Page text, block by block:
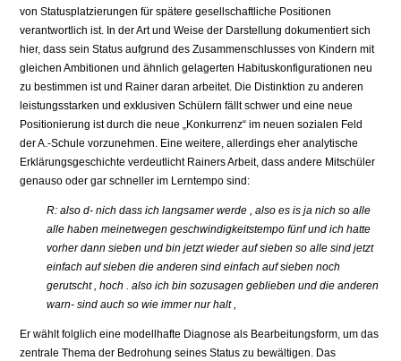
von Statusplatzierungen für spätere gesellschaftliche Positionen
verantwortlich ist. In der Art und Weise der Darstellung dokumentiert sich
hier, dass sein Status aufgrund des Zusammenschlusses von Kindern mit
gleichen Ambitionen und ähnlich gelagerten Habituskonfigurationen neu
zu bestimmen ist und Rainer daran arbeitet. Die Distinktion zu anderen
leistungsstarken und exklusiven Schülern fällt schwer und eine neue
Positionierung ist durch die neue „Konkurrenz“ im neuen sozialen Feld
der A.-Schule vorzunehmen. Eine weitere, allerdings eher analytische
Erklärungsgeschichte verdeutlicht Rainers Arbeit, dass andere Mitschüler
genauso oder gar schneller im Lerntempo sind:
R: also d- nich dass ich langsamer werde , also es is ja nich so alle
alle haben meinetwegen geschwindigkeitstempo fünf und ich hatte
vorher dann sieben und bin jetzt wieder auf sieben so alle sind jetzt
einfach auf sieben die anderen sind einfach auf sieben noch
gerutscht , hoch . also ich bin sozusagen geblieben und die anderen
warn- sind auch so wie immer nur halt ,
Er wählt folglich eine modellhafte Diagnose als Bearbeitungsform, um das
zentrale Thema der Bedrohung seines Status zu bewältigen. Das